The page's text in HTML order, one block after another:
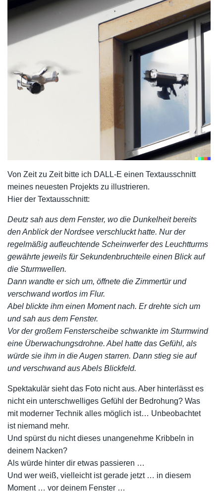
Von Zeit zu Zeit bitte ich DALL-E einen Textausschnitt
meines neuesten Projekts zu illustrieren.
Hier der Textausschnitt:
Deutz sah aus dem Fenster, wo die Dunkelheit bereits
den Anblick der Nordsee verschluckt hatte. Nur der
regelmäßig aufleuchtende Scheinwerfer des Leuchtturms
gewährte jeweils für Sekundenbruchteile einen Blick auf
die Sturmwellen.
Dann wandte er sich um, öffnete die Zimmertür und
verschwand wortlos im Flur.
Abel blickte ihm einen Moment nach. Er drehte sich um
und sah aus dem Fenster.
Vor der großem Fensterscheibe schwankte im Sturmwind
eine Überwachungsdrohne. Abel hatte das Gefühl, als
würde sie ihm in die Augen starren. Dann stieg sie auf
und verschwand aus Abels Blickfeld.
Spektakulär sieht das Foto nicht aus. Aber hinterlässt es
nicht ein unterschwelliges Gefühl der Bedrohung? Was
mit moderner Technik alles möglich ist… Unbeobachtet
ist niemand mehr.
Und spürst du nicht dieses unangenehme Kribbeln in
deinem Nacken?
Als würde hinter dir etwas passieren …
Und wer weiß, vielleicht ist gerade jetzt … in diesem
Moment … vor deinem Fenster …